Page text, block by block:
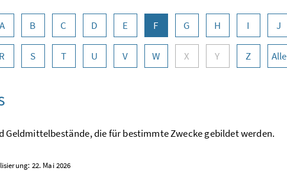
A B C D E F G H I J
R S T U V W X Y Z Alle
Geldmittelbestände, die für bestimmte Zwecke gebildet werden.
22. Mai 2026